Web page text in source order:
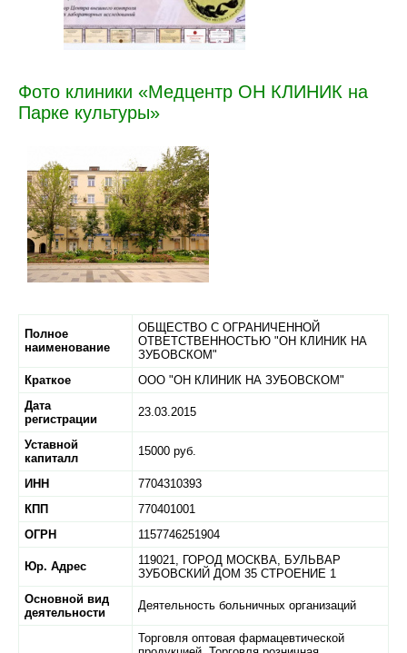
Фото клиники «Медцентр ОН КЛИНИК на
Парке культуры»
Полное
наименование
ОБЩЕСТВО С ОГРАНИЧЕННОЙ
ОТВЕТСТВЕННОСТЬЮ "ОН КЛИНИК НА
ЗУБОВСКОМ"
Краткое
ООО "ОН КЛИНИК НА ЗУБОВСКОМ"
Дата
регистрации
23.03.2015
Уставной
капиталл
15000 руб.
ИНН
7704310393
КПП
770401001
ОГРН
1157746251904
Юр. Адрес 119021, ГОРОД МОСКВА, БУЛЬВАР
ЗУБОВСКИЙ ДОМ 35 СТРОЕНИЕ 1
Основной вид
деятельности
Деятельность больничных организаций
Торговля оптовая фармацевтической